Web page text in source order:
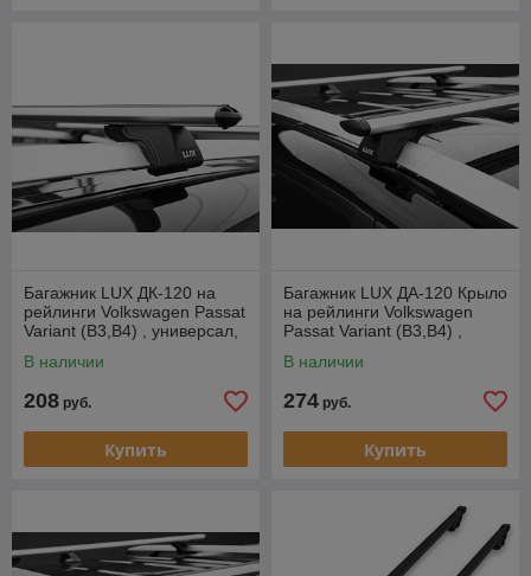
Багажник LUX ДК-120 на
рейлинги Volkswagen Passat
Variant (B3,B4) , универсал,
В наличии
208 руб.
Купить
Багажник LUX ДА-120 Крыло
на рейлинги Volkswagen
Passat Variant (B3,B4) ,
В наличии
274 руб.
Купить